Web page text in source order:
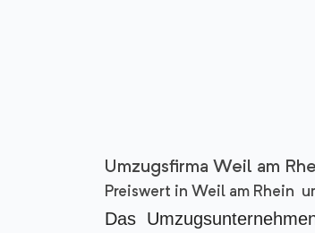
Umzugsfirma Weil am
Preiswert in Weil am Rhein
Das